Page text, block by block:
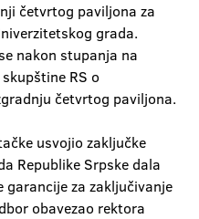
četvrtog paviljona za
grada.
nakon stupanja na
RS o
četvrtog paviljona.
usvojio zaključke
Republike Srpske dala
za zaključivanje
obavezao rektora